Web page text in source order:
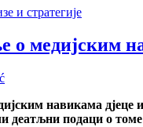
и стратегије
о медијским
навикама дјеце
деатљни подаци о